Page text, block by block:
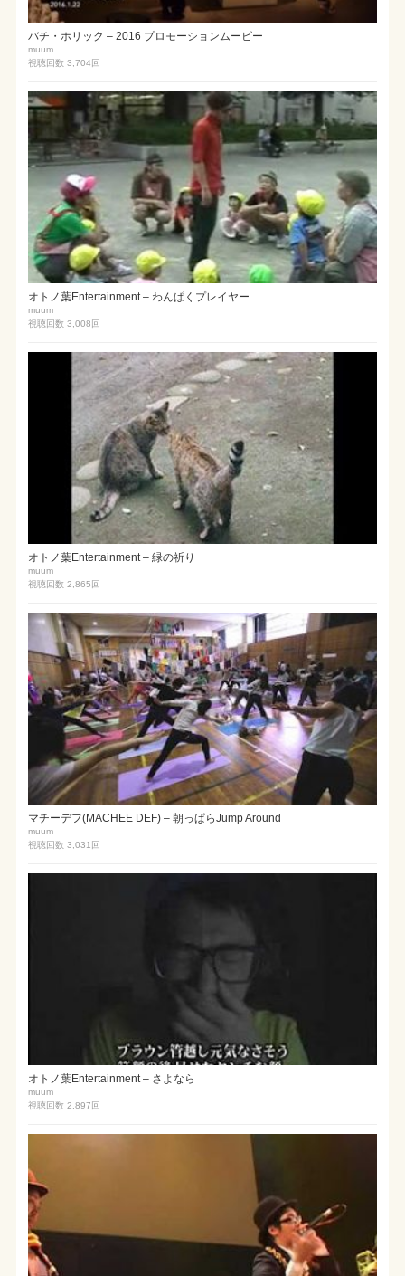
バチ・ホリック – 2016 プロモーションムービー
muum
視聴回数 3,704 回
オトノ葉Entertainment – わんぱくプレイヤー
muum
視聴回数 3,008 回
オトノ葉Entertainment – 緑の祈り
muum
視聴回数 2,865 回
マチーデフ(MACHEE DEF) – 朝っぱらJump Around
muum
視聴回数 3,031 回
オトノ葉Entertainment – さよなら
muum
視聴回数 2,897 回